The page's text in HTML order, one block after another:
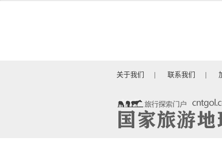
关于我们 联系我们